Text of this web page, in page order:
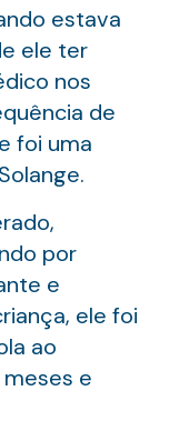
estava
ele ter
nos
de
foi uma
por
e
ele foi
ao
e